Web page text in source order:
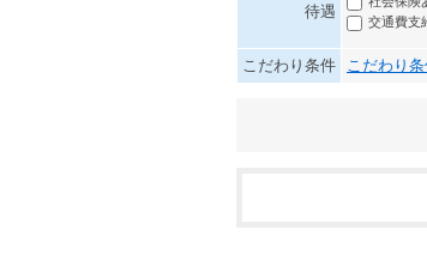
待遇
交通費支
こだわり条件 こだわり